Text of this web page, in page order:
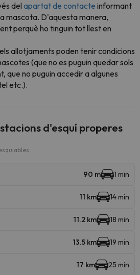
del apartat de contacte informant
mascota. D'aquesta manera,
perquè ho tinguin tot llest en
allotjaments poden tenir condicions
(que no es puguin quedar sols
que no puguin accedir a algunes
etc.).
d'esquí properes
90 m 1 min
11 km 14 min
11.2 km 18 min
13.5 km 19 min
17 km 25 min